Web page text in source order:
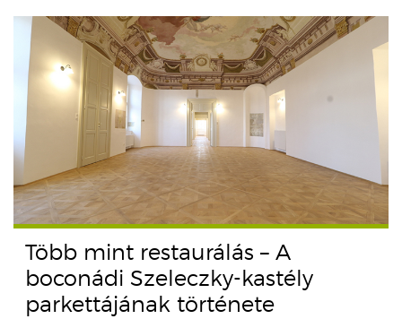
Több mint restaurálás – A
boconádi Szeleczky-kastély
parkettájának története